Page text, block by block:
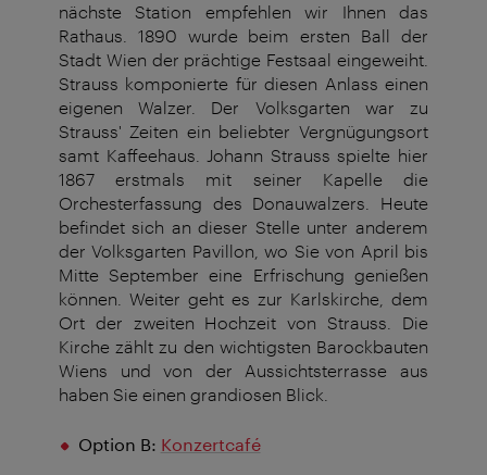
nächste Station empfehlen wir Ihnen das
Rathaus. 1890 wurde beim ersten Ball der
Stadt Wien der prächtige Festsaal eingeweiht.
Strauss komponierte für diesen Anlass einen
eigenen Walzer. Der Volksgarten war zu
Strauss' Zeiten ein beliebter Vergnügungsort
samt Kaffeehaus. Johann Strauss spielte hier
1867 erstmals mit seiner Kapelle die
Orchesterfassung des Donauwalzers. Heute
befindet sich an dieser Stelle unter anderem
der Volksgarten Pavillon, wo Sie von April bis
Mitte September eine Erfrischung genießen
können. Weiter geht es zur Karlskirche, dem
Ort der zweiten Hochzeit von Strauss. Die
Kirche zählt zu den wichtigsten Barockbauten
Wiens und von der Aussichtsterrasse aus
haben Sie einen grandiosen Blick.
Option B: Konzertcafé